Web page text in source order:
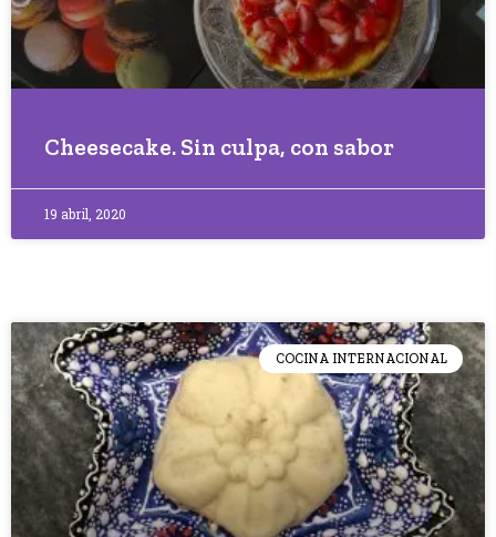
Cheesecake. Sin culpa, con sabor
19 abril, 2020
COCINA INTERNACIONAL